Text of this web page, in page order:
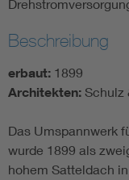
Beschreibung
erbaut: 1899
Architekten: Schulz
Das Umspannwerk
wurde 1899 als
hohem Satteldach